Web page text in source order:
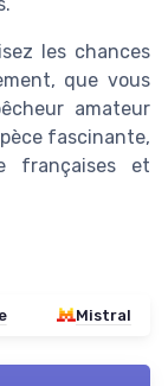
les chances
que vous
amateur
fascinante,
françaises et
Mistral